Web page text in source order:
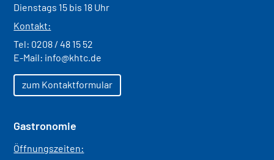
Dienstags 15 bis 18 Uhr
Kontakt:
Tel: 0208 / 48 15 52
E-Mail: info@khtc.de
zum Kontaktformular
Gastronomie
Öffnungszeiten: